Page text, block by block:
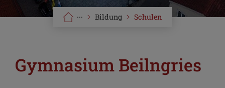
Schulen
Bildung
···
Gymnasium Beilngries